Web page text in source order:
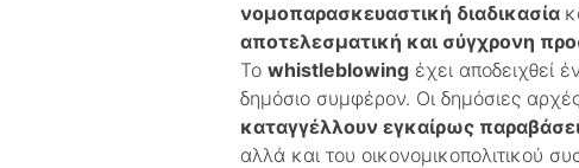
νομοπαρασκευαστική διαδικασία
αποτελεσματική και σύγχρονη
Το whistleblowingέχει αποδειχθεί
δημόσιο συμφέρον. Οι δημόσιες
καταγγέλλουν εγκαίρως
αλλά και του οικονομικοπολιτικού